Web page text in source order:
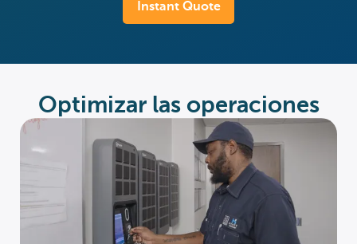
Instant Quote
Optimizar las operaciones